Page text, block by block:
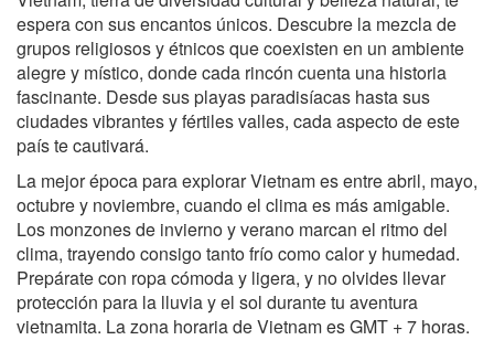
espera con sus encantos únicos. Descubre la mezcla de
grupos religiosos y étnicos que coexisten en un ambiente
alegre y místico, donde cada rincón cuenta una historia
fascinante. Desde sus playas paradisíacas hasta sus
ciudades vibrantes y fértiles valles, cada aspecto de este
país te cautivará.
La mejor época para explorar Vietnam es entre abril, mayo,
octubre y noviembre, cuando el clima es más amigable.
Los monzones de invierno y verano marcan el ritmo del
clima, trayendo consigo tanto frío como calor y humedad.
Prepárate con ropa cómoda y ligera, y no olvides llevar
protección para la lluvia y el sol durante tu aventura
vietnamita. La zona horaria de Vietnam es GMT + 7 horas.